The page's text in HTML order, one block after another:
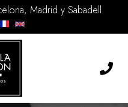
Madrid y Sabadell